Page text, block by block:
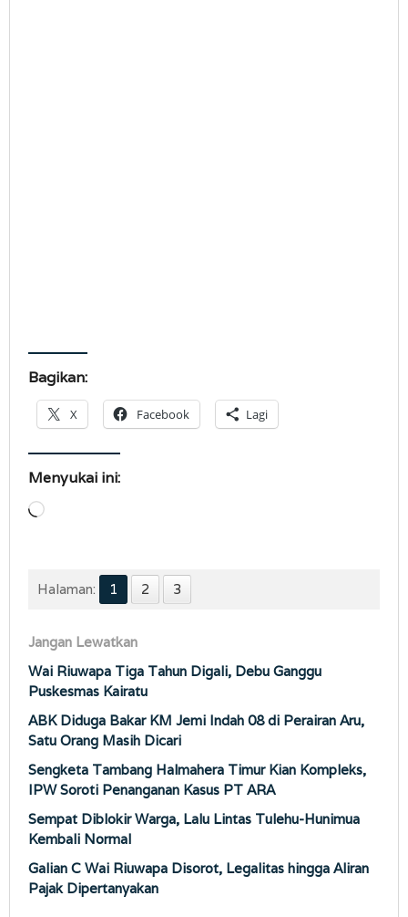
Bagikan:
X Facebook Lagi
Menyukai ini:
Memuat...
Halaman: 1 2 3
Jangan Lewatkan
Wai Riuwapa Tiga Tahun Digali, Debu Ganggu
Puskesmas Kairatu
ABK Diduga Bakar KM Jemi Indah 08 di Perairan Aru,
Satu Orang Masih Dicari
Sengketa Tambang Halmahera Timur Kian Kompleks,
IPW Soroti Penanganan Kasus PT ARA
Sempat Diblokir Warga, Lalu Lintas Tulehu-Hunimua
Kembali Normal
Galian C Wai Riuwapa Disorot, Legalitas hingga Aliran
Pajak Dipertanyakan